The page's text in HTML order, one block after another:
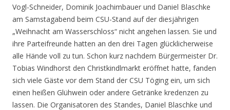
Vogl-Schneider, Dominik Joachimbauer und Daniel Blaschke
am Samstagabend beim CSU-Stand auf der diesjährigen
„Weihnacht am Wasserschloss“ nicht angehen lassen. Sie und
ihre Parteifreunde hatten an den drei Tagen glücklicherweise
alle Hände voll zu tun. Schon kurz nachdem Bürgermeister Dr.
Tobias Windhorst den Christkindlmarkt eröffnet hatte, fanden
sich viele Gäste vor dem Stand der CSU Töging ein, um sich
einen heißen Glühwein oder andere Getränke kredenzen zu
lassen. Die Organisatoren des Standes, Daniel Blaschke und